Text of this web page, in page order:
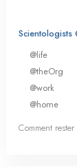
Scientologists
@life
@theOrg
@work
@home
Comment